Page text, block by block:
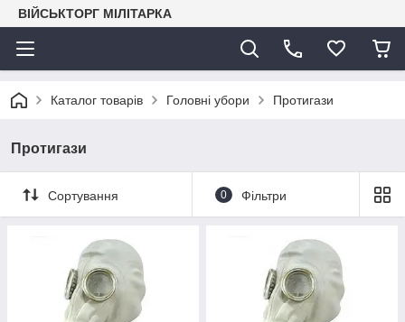
ВІЙСЬКТОРГ МІЛІТАРКА
Каталог товарів Головні убори Протигази
Протигази
Сортування 0 Фільтри